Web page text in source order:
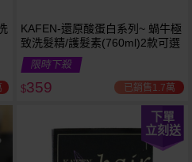
KAFEN-還原酸蛋白系列~ 蝸牛極
致洗髮精/護髮素(760ml)2款可選
限時下殺
$359 已銷售1.7萬
下單
立刻送